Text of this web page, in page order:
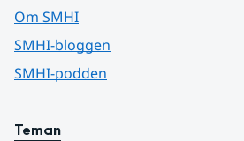
Om SMHI
SMHI-bloggen
SMHI-podden
Teman